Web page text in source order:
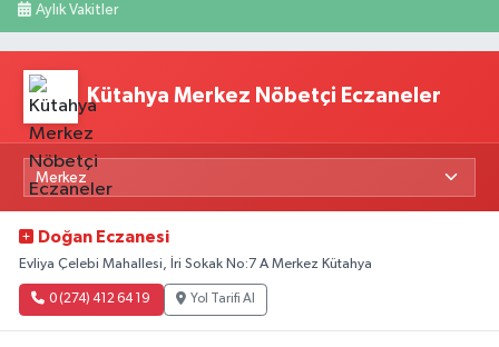
Aylık Vakitler
Kütahya Merkez Nöbetçi Eczaneler
Doğan Eczanesi
Evliya Çelebi Mahallesi, İri Sokak No:7 A Merkez Kütahya
0 (274) 412 64 19 Yol Tarifi Al